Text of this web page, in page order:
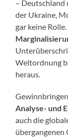
– Deutschland
der Ukraine,
gar keine
Weltordnung
heraus.
Analyse- und
auch die
übergangenen